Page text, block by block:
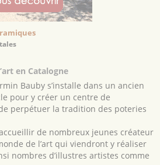
en Catalogne
Bauby s’installe dans un ancien
pour y créer un centre de
perpétuer la tradition des poteries
de nombreux jeunes créateur
de l’art qui viendront y réaliser
nombres d’illustres artistes comme